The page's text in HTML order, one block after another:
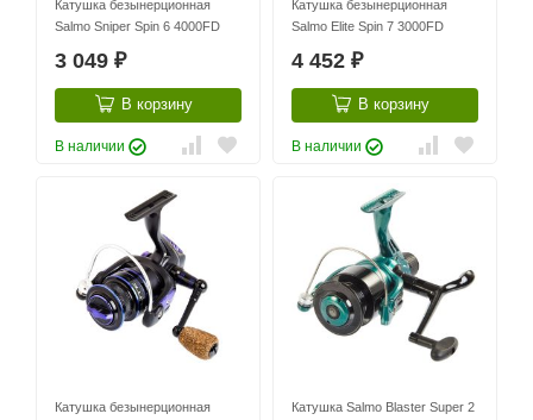
Катушка безынерционная
Salmo Sniper Spin 6 4000FD
3 049 ₽
В корзину
В наличии
Катушка безынерционная
Salmo Elite Spin 7 3000FD
4 452 ₽
В корзину
В наличии
Катушка безынерционная
Катушка Salmo Blaster Super 2